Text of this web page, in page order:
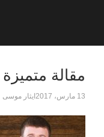
مقالة
13 مارس، 2017 ايثار موسى